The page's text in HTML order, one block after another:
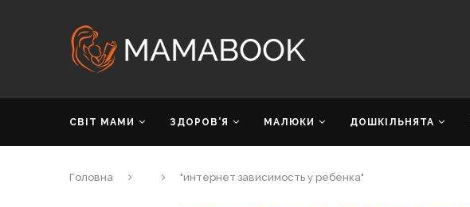
СВІТ МАМИ ЗДОРОВ’Я МАЛЮКИ ДОШКІЛЬНЯТА
Головна "интернет зависимость у ребенка"